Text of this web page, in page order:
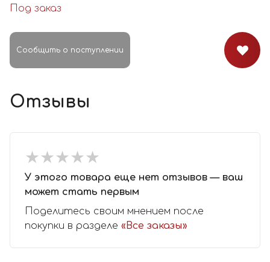
Под заказ
Сообщить о поступлении
Отзывы
★★★★★
★★★★★
У этого товара еще нет отзывов — ваш
может стать первым
Поделитесь своим мнением после
покупки в разделе «Все заказы»